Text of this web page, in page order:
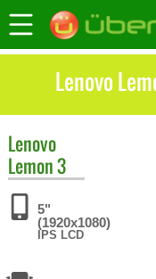
Lenovo
Lenovo
Lemon 3
5"
(1920x1080)
IPS LCD